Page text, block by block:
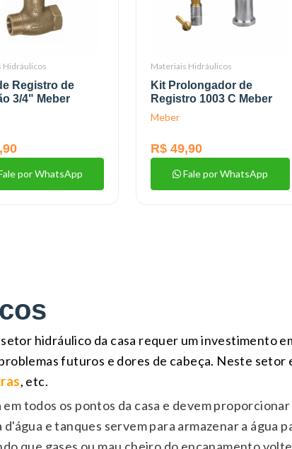
Hidráulicos
Registro de
3/4" Meber
por WhatsApp
Materiais Hidráulicos
Kit Prolongador de
Registro 1003 C Meber
Meber
R$ 49,90
Fale por WhatsApp
hidráulico da casa requer um investimento
futuros e dores de cabeça. Neste setor
, etc.
todos os pontos da casa e devem
e tanques servem para armazenar a água